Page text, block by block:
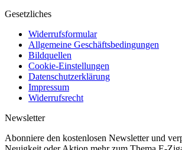
Gesetzliches
Widerrufsformular
Allgemeine Geschäftsbedingungen
Bildquellen
Cookie-Einstellungen
Datenschutzerklärung
Impressum
Widerrufsrecht
Newsletter
Abonniere den kostenlosen Newsletter und